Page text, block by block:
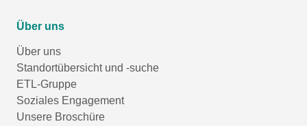
Über uns
Über uns
Standortübersicht und -suche
ETL-Gruppe
Soziales Engagement
Unsere Broschüre